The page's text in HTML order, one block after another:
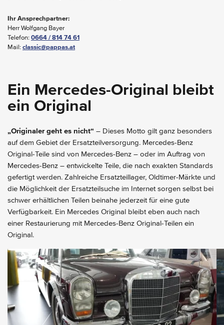
Ihr Ansprechpartner:
Herr Wolfgang Bayer
Telefon: 0664 / 814 74 61
Mail: classic@pappas.at
Ein Mercedes-Original bleibt
ein Original
„Originaler geht es nicht“ – Dieses Motto gilt ganz besonders
auf dem Gebiet der Ersatzteilversorgung. Mercedes-Benz
Original-Teile sind von Mercedes-Benz – oder im Auftrag von
Mercedes-Benz – entwickelte Teile, die nach exakten Standards
gefertigt werden. Zahlreiche Ersatzteillager, Oldtimer-Märkte und
die Möglichkeit der Ersatzteilsuche im Internet sorgen selbst bei
schwer erhältlichen Teilen beinahe jederzeit für eine gute
Verfügbarkeit. Ein Mercedes Original bleibt eben auch nach
einer Restaurierung mit Mercedes-Benz Original-Teilen ein
Original.